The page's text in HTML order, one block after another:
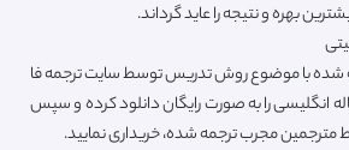
بهره و نتیجه را عاید گرداند.
شده با موضوع روش تدریس توسط سایت ترجمه فا
انگلیسی را به صورت رایگان دانلود کرده و سپس
مترجمین مجرب ترجمه شده، خریداری نمایید.